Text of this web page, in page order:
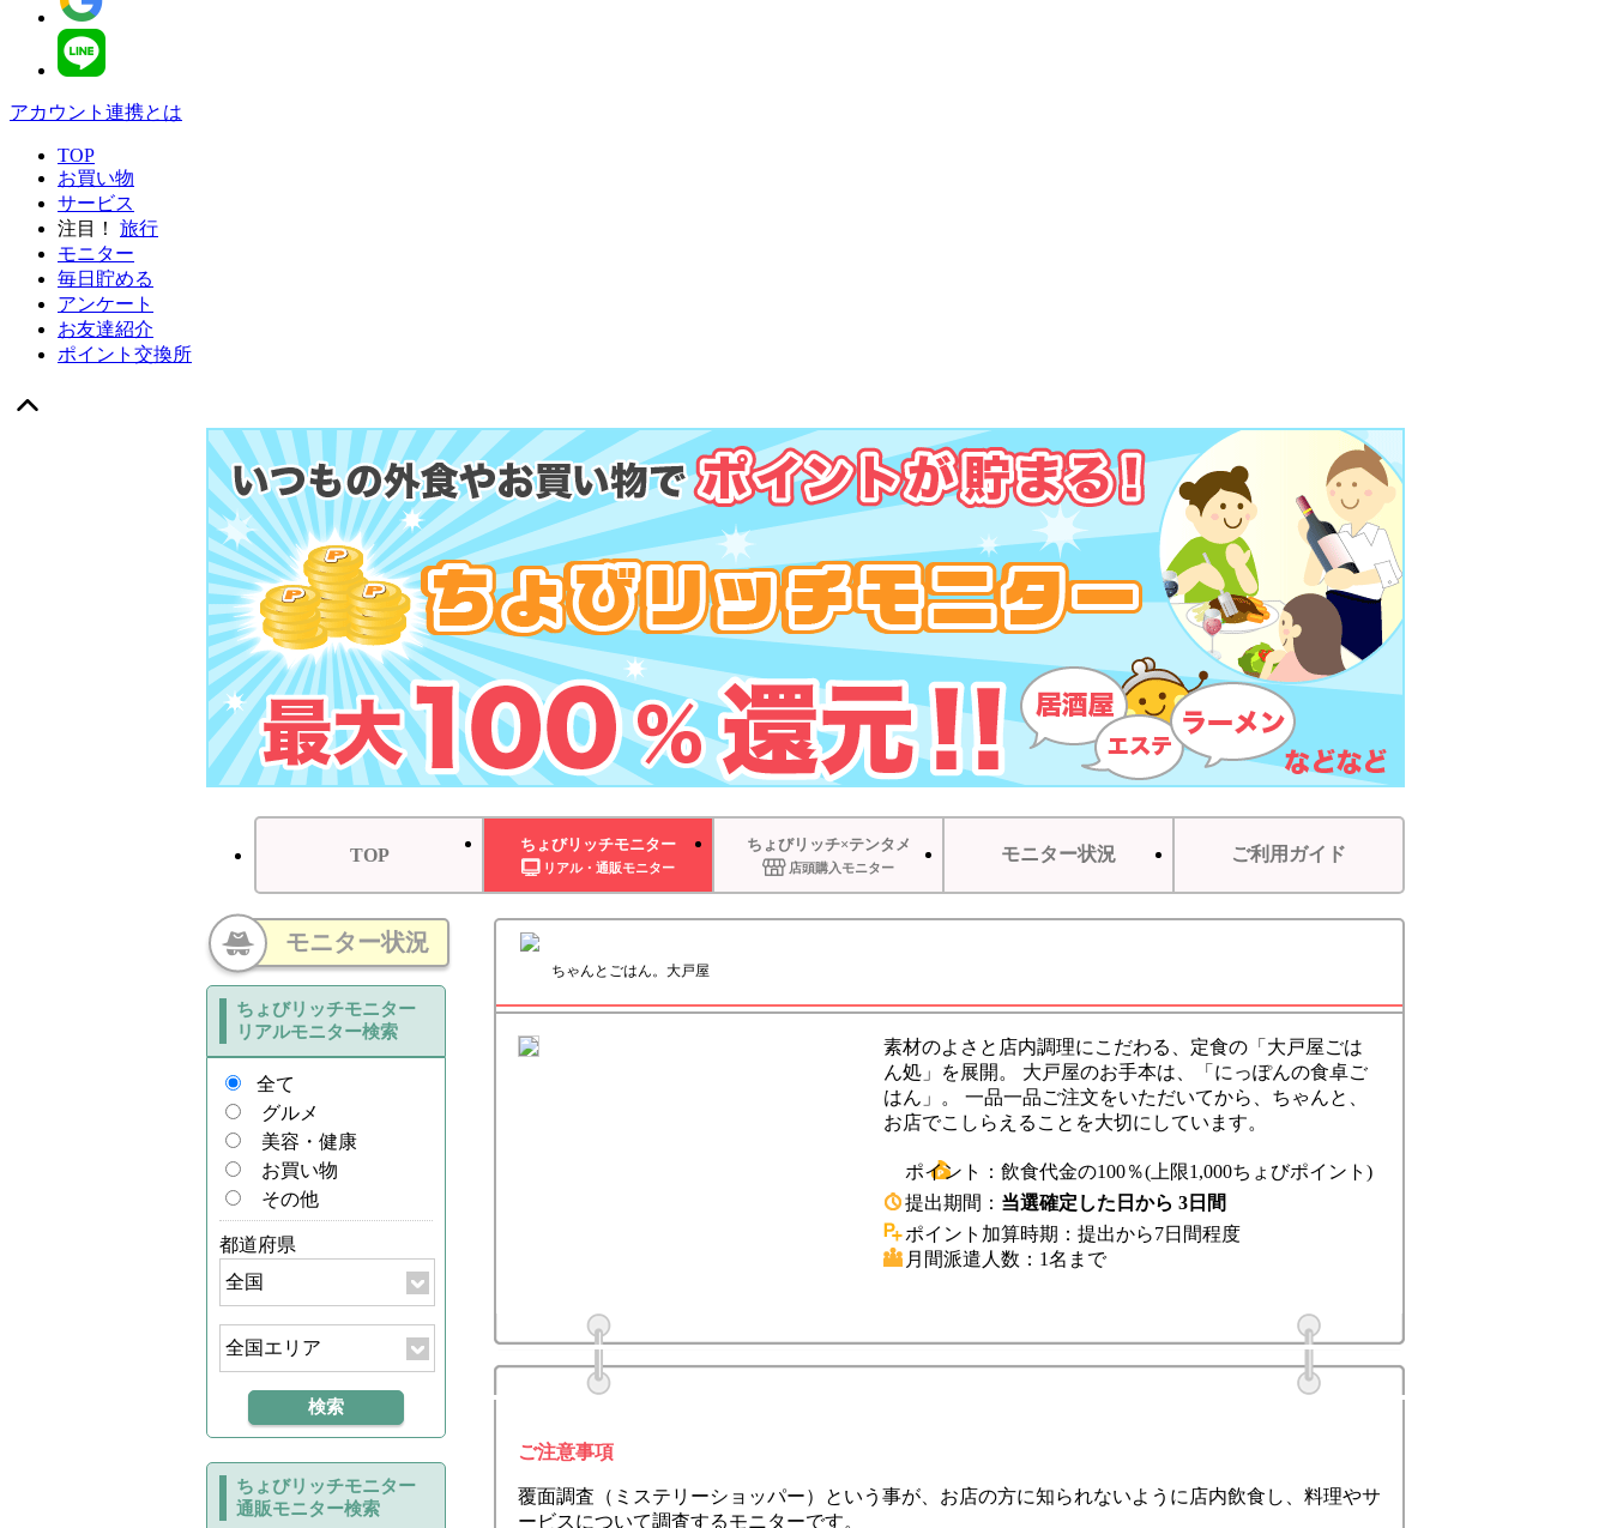
アカウント連携とは
TOP
お買い物
サービス
注目！
旅行
モニター
毎日貯める
アンケート
お友達紹介
ポイント交換所
TOP
ちょびリッチモニター
リアル・通販モニター
ちょびリッチ×テンタメ
店頭購入モニター
モニター状況 ご利用ガイド
モニター状況
ちょびリッチモニター
リアルモニター検索
全て
グルメ
美容・健康
お買い物
その他
都道府県
ちょびリッチモニター
通販モニター検索
ちゃんとごはん。大戸屋
素材のよさと店内調理にこだわる、定食の「大戸屋ごは
ん処」を展開。 大戸屋のお手本は、「にっぽんの食卓ご
はん」。 一品一品ご注文をいただいてから、ちゃんと、
お店でこしらえることを大切にしています。
ポイント： 飲食代金の100％(上限1,000ちょびポイント)
提出期間： 当選確定した日から 3日間
ポイント加算時期： 提出から7日間程度
月間派遣人数： 1名まで
ご注意事項
覆面調査（ミステリーショッパー）という事が、お店の方に知られないように店内飲食し、料理やサ
ービスについて調査するモニターです。